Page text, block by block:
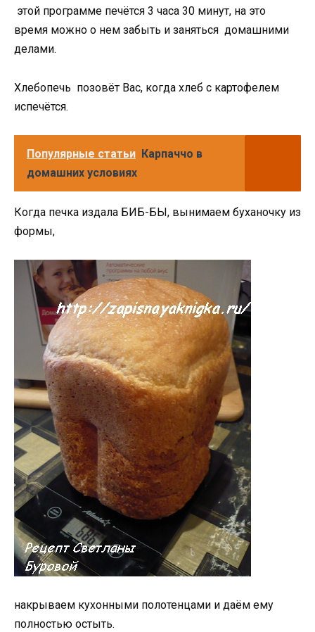
этой программе печётся 3 часа 30 минут, на это
время можно о нем забыть и заняться домашними
делами.
Хлебопечь позовёт Вас, когда хлеб с картофелем
испечётся.
Популярные статьи Карпаччо в
домашних условиях
Когда печка издала БИБ-БЫ, вынимаем буханочку из
формы,
накрываем кухонными полотенцами и даём ему
полностью остыть.